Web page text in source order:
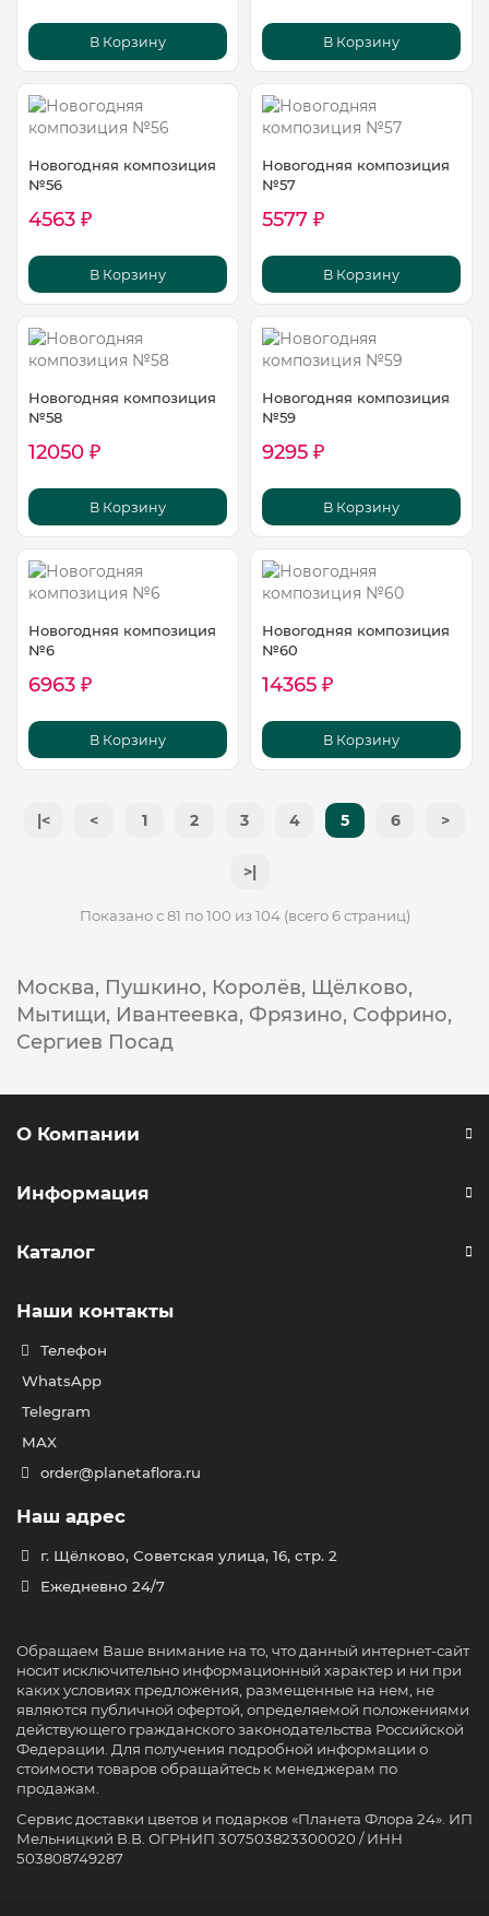
В Корзину В Корзину
Новогодняя композиция
№56
4563 ₽
В Корзину
Новогодняя композиция
№57
5577 ₽
В Корзину
Новогодняя композиция
№58
12050 ₽
В Корзину
Новогодняя композиция
№59
9295 ₽
В Корзину
Новогодняя композиция
№6
6963 ₽
В Корзину
Новогодняя композиция
№60
14365 ₽
В Корзину
|< < 1 2 3 4 5 6 >
>|
Показано с 81 по 100 из 104 (всего 6 страниц)
Москва, Пушкино, Королёв, Щёлково,
Мытищи, Ивантеевка, Фрязино, Софрино,
Сергиев Посад
О Компании
Информация
Каталог
Наши контакты
Телефон
WhatsApp
Telegram
MAX
order@planetaflora.ru
Наш адрес
г. Щёлково, Советская улица, 16, стр. 2
Ежедневно 24/7
Обращаем Ваше внимание на то, что данный интернет-сайт
носит исключительно информационный характер и ни при
каких условиях предложения, размещенные на нем, не
являются публичной офертой, определяемой положениями
действующего гражданского законодательства Российской
Федерации. Для получения подробной информации о
стоимости товаров обращайтесь к менеджерам по
продажам.
Сервис доставки цветов и подарков «Планета Флора 24». ИП
Мельницкий В.В. ОГРНИП 307503823300020 / ИНН
503808749287